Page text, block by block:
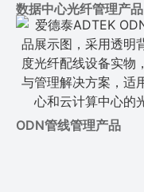
数据中心光纤管理产品
ODN管线管理产品